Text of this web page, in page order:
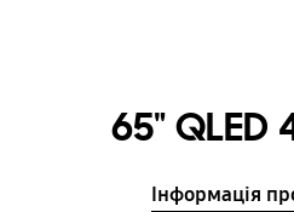
65" QLED
Інформація